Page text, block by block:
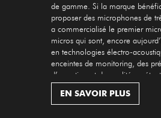
de gamme. Si la marque
proposer des microphones de
a commercialisé le premier
micros qui sont, encore
en technologies électro-
enceintes de monitoring, des
d’un artisanat de qualité en
Neumann saura vous fournir les
EN SAVOIR PLUS